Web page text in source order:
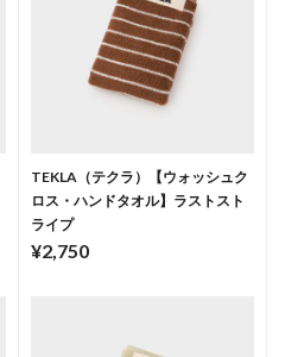
TEKLA（テクラ）【ウォッシュク
ロス・ハンドタオル】ラストスト
ライプ
¥2,750